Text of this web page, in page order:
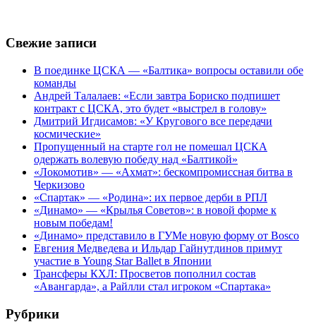
Свежие записи
В поединке ЦСКА — «Балтика» вопросы оставили обе
команды
Андрей Талалаев: «Если завтра Бориско подпишет
контракт с ЦСКА, это будет «выстрел в голову»
Дмитрий Игдисамов: «У Кругового все передачи
космические»
Пропущенный на старте гол не помешал ЦСКА
одержать волевую победу над «Балтикой»
«Локомотив» — «Ахмат»: бескомпромиссная битва в
Черкизово
«Спартак» — «Родина»: их первое дерби в РПЛ
«Динамо» — «Крылья Советов»: в новой форме к
новым победам!
«Динамо» представило в ГУМе новую форму от Bosco
Евгения Медведева и Ильдар Гайнутдинов примут
участие в Young Star Ballet в Японии
Трансферы КХЛ: Просветов пополнил состав
«Авангарда», а Райлли стал игроком «Спартака»
Рубрики